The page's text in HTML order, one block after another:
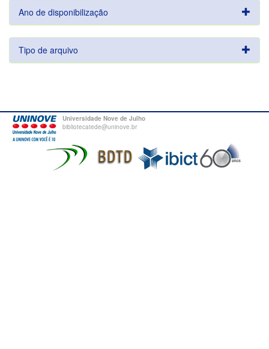
Ano de disponibilização
Tipo de arquivo
Universidade Nove de Julho
bibliotecatede@uninove.br